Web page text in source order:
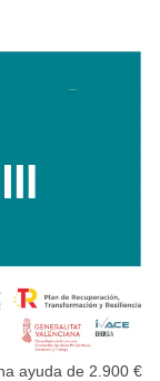
ayuda de 2.900 €